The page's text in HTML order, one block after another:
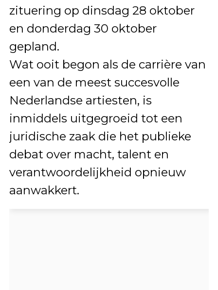
zituering op dinsdag 28 oktober
en donderdag 30 oktober
gepland.
Wat ooit begon als de carrière van
een van de meest succesvolle
Nederlandse artiesten, is
inmiddels uitgegroeid tot een
juridische zaak die het publieke
debat over macht, talent en
verantwoordelijkheid opnieuw
aanwakkert.